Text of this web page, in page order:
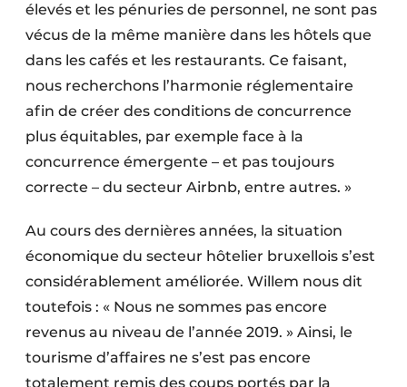
élevés et les pénuries de personnel, ne sont pas
vécus de la même manière dans les hôtels que
dans les cafés et les restaurants. Ce faisant,
nous recherchons l’harmonie réglementaire
afin de créer des conditions de concurrence
plus équitables, par exemple face à la
concurrence émergente – et pas toujours
correcte – du secteur Airbnb, entre autres. »
Au cours des dernières années, la situation
économique du secteur hôtelier bruxellois s’est
considérablement améliorée. Willem nous dit
toutefois : « Nous ne sommes pas encore
revenus au niveau de l’année 2019. » Ainsi, le
tourisme d’affaires ne s’est pas encore
totalement remis des coups portés par la